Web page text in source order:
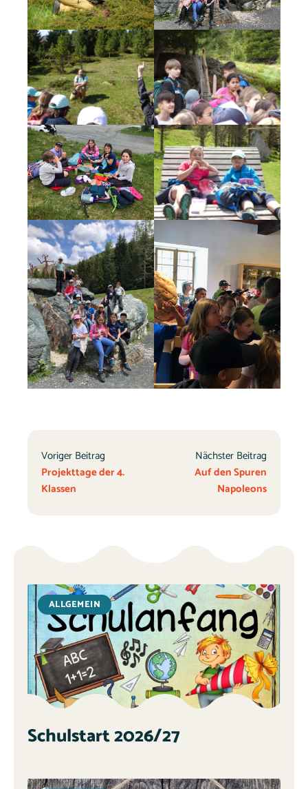
Voriger Beitrag
Projekttage der 4.
Klassen
Nächster Beitrag
Auf den Spuren
Napoleons
ALLGEMEIN
Schulstart 2026/27